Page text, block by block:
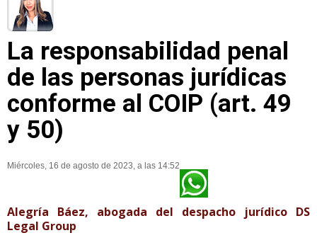
La responsabilidad penal
de las personas jurídicas
conforme al COIP (art. 49
y 50)
Miércoles, 16 de agosto de 2023, a las 14:52
Alegría Báez, abogada del despacho jurídico DS
Legal Group